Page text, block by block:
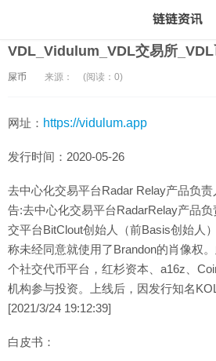
VDL_Vidulum_VDL交易所_VDL
屎币 来源： (阅读：0)
网址： https://vidulum.app
发行时间：2020-05-26
去中心化交易平台Radar Relay产品负
告:去中心化交易平台RadarRelay产品
交平台BitClout创始人（前Basis创始人
称未经同意就使用了Brandon的肖像权
个社交代币平台，红杉资本、a16z、
机构参与投资。上线后，因发行知名
[2021/3/24 19:12:39]
白皮书：